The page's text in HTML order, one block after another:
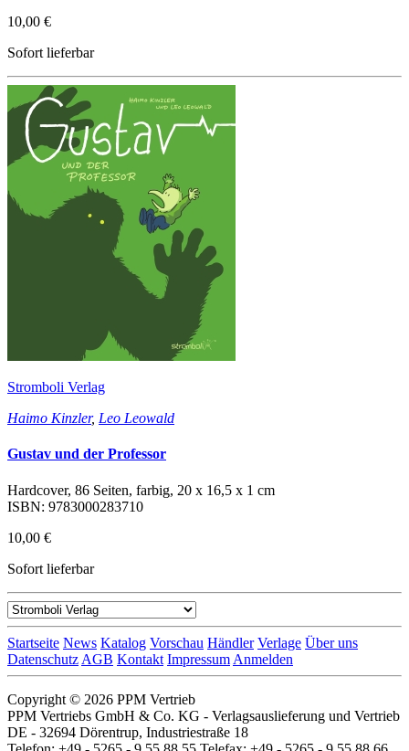
10,00 €
Sofort lieferbar
Stromboli Verlag
Haimo Kinzler, Leo Leowald
Gustav und der Professor
Hardcover, 86 Seiten, farbig, 20 x 16,5 x 1 cm
ISBN: 9783000283710
10,00 €
Sofort lieferbar
Startseite News Katalog Vorschau Händler Verlage Über uns
Datenschutz AGB Kontakt Impressum Anmelden
Copyright © 2026 PPM Vertrieb
PPM Vertriebs GmbH & Co. KG - Verlagsauslieferung und Vertrieb
DE - 32694 Dörentrup, Industriestraße 18